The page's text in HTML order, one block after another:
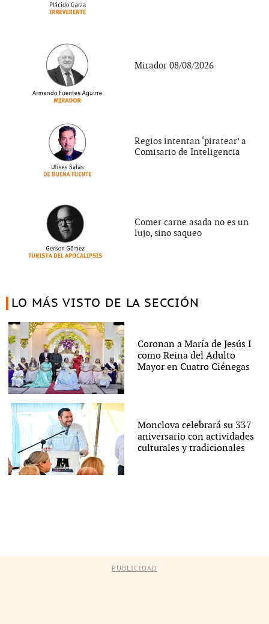
Mirador 08/08/2026
Regios intentan ‘piratear’ a
Comisario de Inteligencia
Comer carne asada no es un
lujo, sino saqueo
LO MÁS VISTO DE LA SECCIÓN
Coronan a María de Jesús I
como Reina del Adulto
Mayor en Cuatro Ciénegas
Monclova celebrará su 337
aniversario con actividades
culturales y tradicionales
PUBLICIDAD